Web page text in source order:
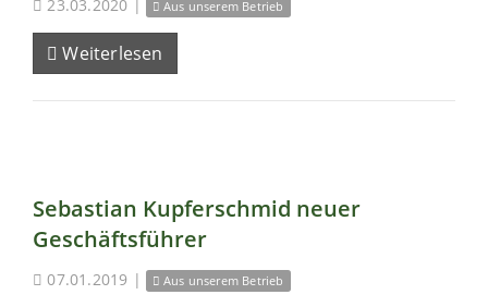
23.03.2020 | Aus unserem Betrieb
Weiterlesen
Sebastian Kupferschmid neuer
Geschäftsführer
07.01.2019 | Aus unserem Betrieb